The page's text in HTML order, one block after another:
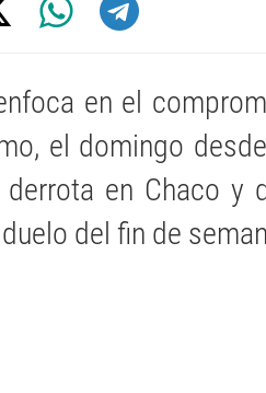
en el
el domingo
derrota en Chaco y
del fin de